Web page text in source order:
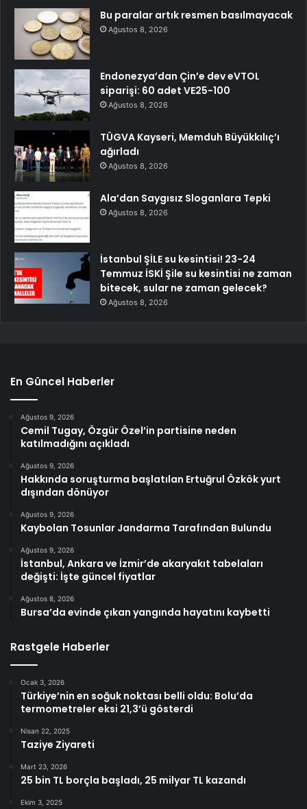
Bu paralar artık resmen basılmayacak
Ağustos 8, 2026
Endonezya’dan Çin’e dev eVTOL
siparişi: 60 adet VE25-100
Ağustos 8, 2026
TÜGVA Kayseri, Memduh Büyükkılıç’ı
ağırladı
Ağustos 8, 2026
Ala’dan Saygısız Sloganlara Tepki
Ağustos 8, 2026
İstanbul ŞİLE su kesintisi! 23-24
Temmuz İSKİ Şile su kesintisi ne zaman
bitecek, sular ne zaman gelecek?
Ağustos 8, 2026
En Güncel Haberler
Ağustos 9, 2026
Cemil Tugay, Özgür Özel’in partisine neden
katılmadığını açıkladı
Ağustos 9, 2026
Hakkında soruşturma başlatılan Ertuğrul Özkök yurt
dışından dönüyor
Ağustos 9, 2026
Kaybolan Tosunlar Jandarma Tarafından Bulundu
Ağustos 9, 2026
İstanbul, Ankara ve İzmir’de akaryakıt tabelaları
değişti: İşte güncel fiyatlar
Ağustos 8, 2026
Bursa’da evinde çıkan yangında hayatını kaybetti
Rastgele Haberler
Ocak 3, 2026
Türkiye’nin en soğuk noktası belli oldu: Bolu’da
termometreler eksi 21,3’ü gösterdi
Nisan 22, 2025
Taziye Ziyareti
Mart 23, 2026
25 bin TL borçla başladı, 25 milyar TL kazandı
Ekim 3, 2025